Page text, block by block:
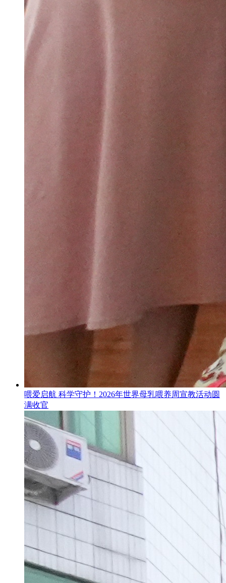
喂爱启航 科学守护！2026年世界母乳喂养周宣教活动圆
满收官